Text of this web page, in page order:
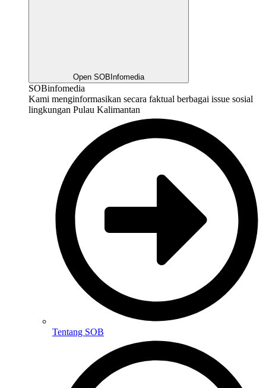
Open SOBInfomedia
SOBinfomedia
Kami menginformasikan secara faktual berbagai issue sosial
lingkungan Pulau Kalimantan
Tentang SOB